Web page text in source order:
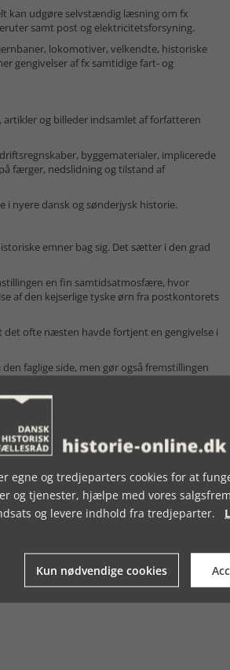
kan udgøre selvstændig læsning om fx
samt post og elektricitetsforsyning.
lokomotiver, velkendte, historiske
gengivelser af fx samtidige fart- og
og billeder indsamlet af forfatteren
byggematerialer, implicerede
færger, nedslidning og tilstand af
nyere dansk og sønderjysk historie.
emner bag sig. Det sætter i den grad
en fin samtidsatmosfære, hvor
af den kejserlige tyske ørn fra postkontorets
ofte næsten havde fortjent en gengivelse i
faglige side, men gør også fremstillingen
og videregående interesse.
netop gør, at læseren ikke behøver at tilegne
vinkel nemt kan hente udtømmende
eller elektricitetsværket i Åbenrå.
jernbaner, færger og broer en guldgrube af
egne og tredjeparters cookies for at
og tjenester, hjælpe med vores
og levere indhold fra tredjeparter.
Kun nødvendige cookies